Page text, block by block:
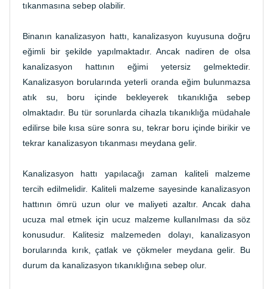
tıkanmasına sebep olabilir.
Binanın kanalizasyon hattı, kanalizasyon kuyusuna doğru
eğimli bir şekilde yapılmaktadır. Ancak nadiren de olsa
kanalizasyon hattının eğimi yetersiz gelmektedir.
Kanalizasyon borularında yeterli oranda eğim bulunmazsa
atık su, boru içinde bekleyerek tıkanıklığa sebep
olmaktadır. Bu tür sorunlarda cihazla tıkanıklığa müdahale
edilirse bile kısa süre sonra su, tekrar boru içinde birikir ve
tekrar kanalizasyon tıkanması meydana gelir.
Kanalizasyon hattı yapılacağı zaman kaliteli malzeme
tercih edilmelidir. Kaliteli malzeme sayesinde kanalizasyon
hattının ömrü uzun olur ve maliyeti azaltır. Ancak daha
ucuza mal etmek için ucuz malzeme kullanılması da söz
konusudur. Kalitesiz malzemeden dolayı, kanalizasyon
borularında kırık, çatlak ve çökmeler meydana gelir. Bu
durum da kanalizasyon tıkanıklığına sebep olur.